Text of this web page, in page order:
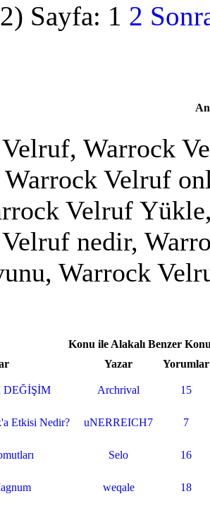
Sayfa: 1 2
Warrock
Velruf
Velruf
nedir,
Warrock
Konu ile Alakalı Benzer
Yazar Yorumlar
DEĞİŞİM Archrival 15
Etkisi Nedir? uNERREICH7 7
Selo 16
weqale 18